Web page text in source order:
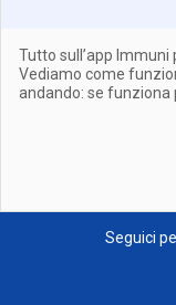
Tutto sull’app
Vediamo come
andando: se funziona
Seguici